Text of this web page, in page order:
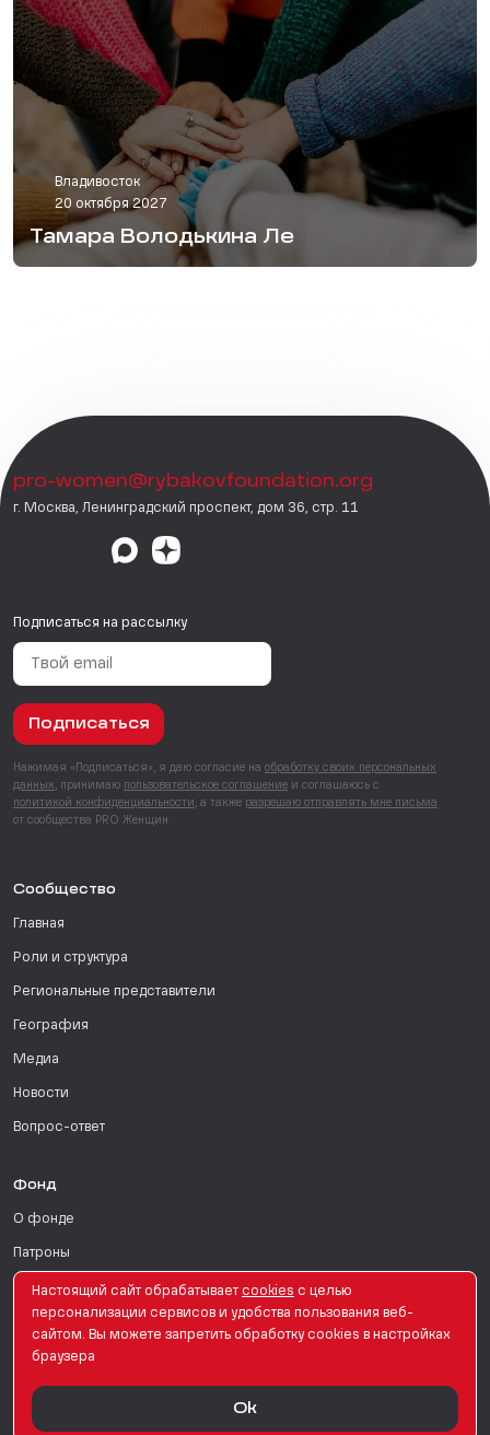
Владивосток
20 октября 2027
Тамара Володькина Ле
pro-women@rybakovfoundation.org
г. Москва, Ленинградский проспект, дом 36, стр. 11
Подписаться на рассылку
Подписаться
Нажимая «Подписаться», я даю согласие на обработку своих персональных
данных , принимаю пользовательское соглашение и соглашаюсь с
политикой конфиденциальности , а также разрешаю отправлять мне письма
от сообщества PRO Женщин.
Сообщество
Главная
Роли и структура
Региональные представители
География
Медиа
Новости
Вопрос-ответ
Фонд
О фонде
Патроны
Поддержать
Для СМИ
© PRO Женщин. Все права защищены. 2026
Настоящий сайт обрабатывает сookies с целью
персонализации сервисов и удобства пользования веб-
сайтом. Вы можете запретить обработку сookies в настройках
браузера
Ok